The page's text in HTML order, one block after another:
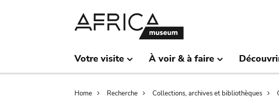
Votre visite À voir & à faire
Home Recherche Collections, archives et bibliothèques